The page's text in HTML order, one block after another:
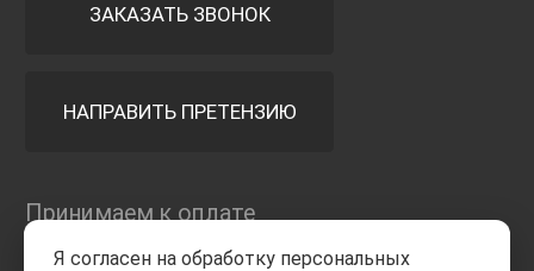
ЗАКАЗАТЬ ЗВОНОК
НАПРАВИТЬ ПРЕТЕНЗИЮ
Принимаем к оплате
Я согласен на обработку персональных